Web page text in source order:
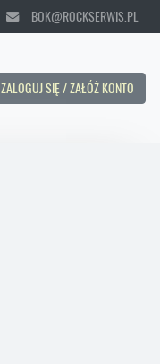
BOK@ROCKSERWIS.PL
ZALOGUJ SIĘ / ZAŁÓŻ KONTO